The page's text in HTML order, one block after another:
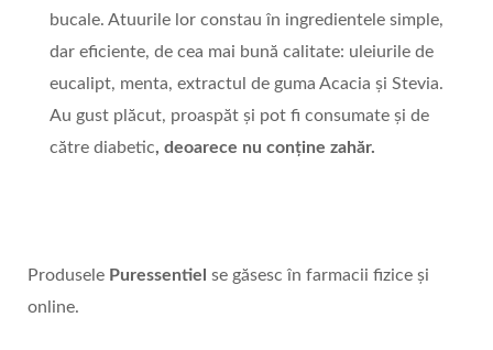
bucale. Atuurile lor constau în ingredientele simple,
dar eficiente, de cea mai bună calitate: uleiurile de
eucalipt, menta, extractul de guma Acacia și Stevia.
Au gust plăcut, proaspăt și pot fi consumate și de
către diabetic, deoarece nu conține zahăr.
Produsele Puressentiel se găsesc în farmacii fizice și
online.